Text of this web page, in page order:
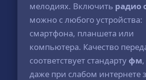
мелодиях. Включить радио
можно с любого устройства:
смартфона, планшета или
компьютера. Качество
соответствует стандарту фм
даже при слабом интернете